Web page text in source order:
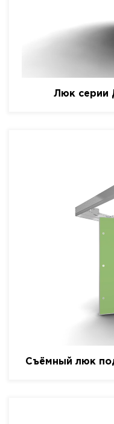
Люк серии
Съёмный люк